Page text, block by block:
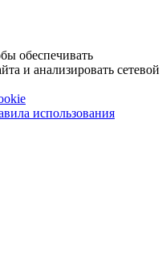
обеспечивать
и анализировать сетевой
использования